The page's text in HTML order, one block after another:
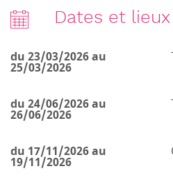
Dates et lieux
du 23/03/2026 au
25/03/2026
du 24/06/2026 au
26/06/2026
du 17/11/2026 au
19/11/2026